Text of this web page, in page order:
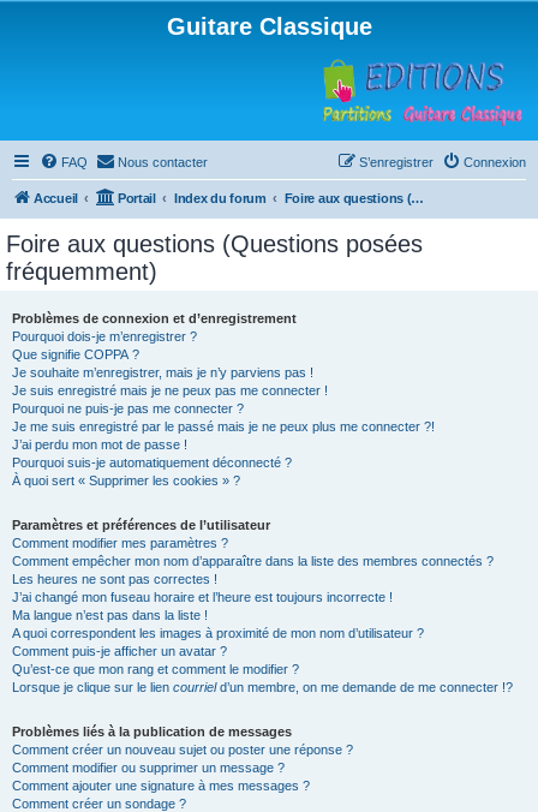
Guitare Classique
FAQ Nous contacter Connexion
S’enregistrer
Accueil Portail Index du forum Foire aux questions (Questions posées fréquemment)
Foire aux questions (Questions posées
fréquemment)
Problèmes de connexion et d’enregistrement
Pourquoi dois-je m’enregistrer ?
Que signifie COPPA ?
Je souhaite m’enregistrer, mais je n’y parviens pas !
Je suis enregistré mais je ne peux pas me connecter !
Pourquoi ne puis-je pas me connecter ?
Je me suis enregistré par le passé mais je ne peux plus me connecter ?!
J’ai perdu mon mot de passe !
Pourquoi suis-je automatiquement déconnecté ?
À quoi sert « Supprimer les cookies » ?
Paramètres et préférences de l’utilisateur
Comment modifier mes paramètres ?
Comment empêcher mon nom d’apparaître dans la liste des membres connectés ?
Les heures ne sont pas correctes !
J’ai changé mon fuseau horaire et l’heure est toujours incorrecte !
Ma langue n’est pas dans la liste !
A quoi correspondent les images à proximité de mon nom d’utilisateur ?
Comment puis-je afficher un avatar ?
Qu’est-ce que mon rang et comment le modifier ?
Lorsque je clique sur le lien courrield’un membre, on me demande de me connecter !?
Problèmes liés à la publication de messages
Comment créer un nouveau sujet ou poster une réponse ?
Comment modifier ou supprimer un message ?
Comment ajouter une signature à mes messages ?
Comment créer un sondage ?